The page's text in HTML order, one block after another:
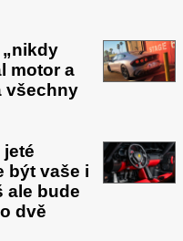
motor a
všechny
být vaše i
ale bude
dvě